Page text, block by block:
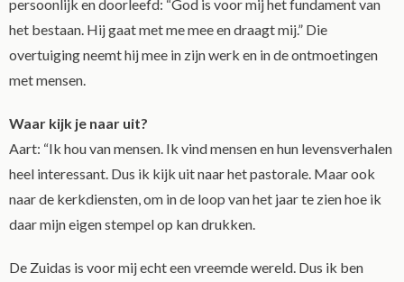
persoonlijk en doorleefd: “God is voor mij het fundament van
het bestaan. Hij gaat met me mee en draagt mij.” Die
overtuiging neemt hij mee in zijn werk en in de ontmoetingen
met mensen.
Waar kijk je naar uit?
Aart: “Ik hou van mensen. Ik vind mensen en hun levensverhalen
heel interessant. Dus ik kijk uit naar het pastorale. Maar ook
naar de kerkdiensten, om in de loop van het jaar te zien hoe ik
daar mijn eigen stempel op kan drukken.
De Zuidas is voor mij echt een vreemde wereld. Dus ik ben